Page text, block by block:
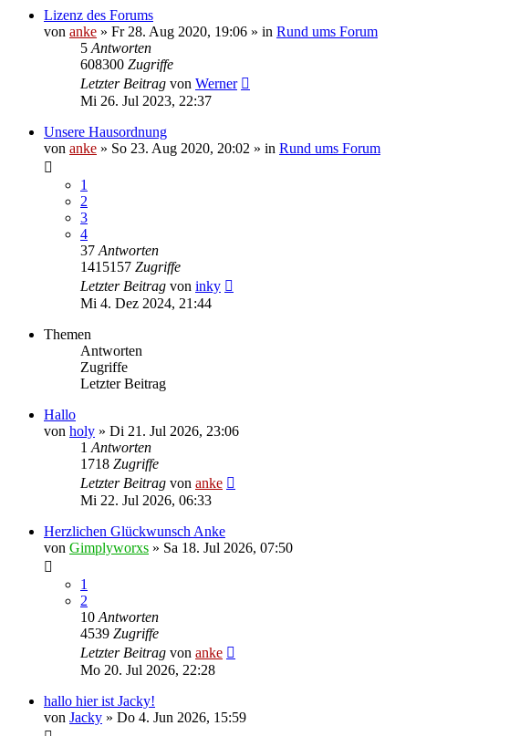
Lizenz des Forums
von anke » Fr 28. Aug 2020, 19:06 » in Rund ums Forum
5 Antworten
608300 Zugriffe
Letzter Beitrag von Werner
Mi 26. Jul 2023, 22:37
Unsere Hausordnung
von anke » So 23. Aug 2020, 20:02 » in Rund ums Forum
1
2
3
4
37 Antworten
1415157 Zugriffe
Letzter Beitrag von inky
Mi 4. Dez 2024, 21:44
Themen
Antworten
Zugriffe
Letzter Beitrag
Hallo
von holy » Di 21. Jul 2026, 23:06
1 Antworten
1718 Zugriffe
Letzter Beitrag von anke
Mi 22. Jul 2026, 06:33
Herzlichen Glückwunsch Anke
von Gimplyworxs » Sa 18. Jul 2026, 07:50
1
2
10 Antworten
4539 Zugriffe
Letzter Beitrag von anke
Mo 20. Jul 2026, 22:28
hallo hier ist Jacky!
von Jacky » Do 4. Jun 2026, 15:59